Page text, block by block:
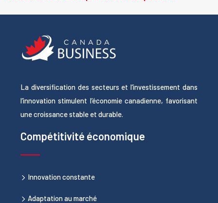
La diversification des secteurs et l’investissement dans
l’innovation stimulent l’économie canadienne, favorisant
une croissance stable et durable.
Compétitivité économique
Innovation constante
Adaptation au marché